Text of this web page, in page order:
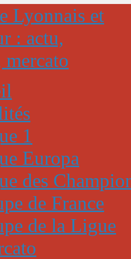
1
Europa
des
de France
de la Ligue